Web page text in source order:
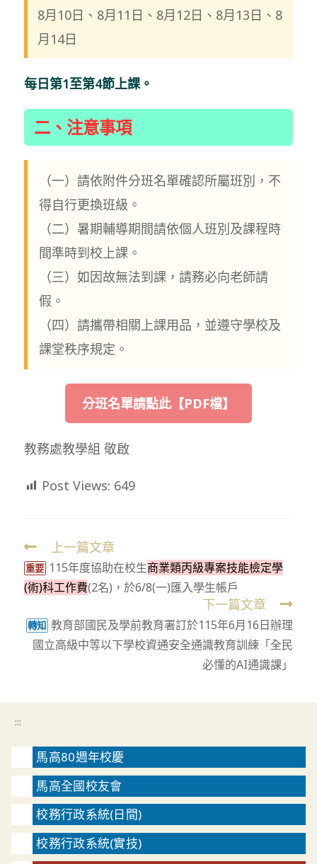
8月10日、8月11日、8月12日、8月13日、8
月14日
每日第1至第4節上課。
二、注意事項
（一）請依附件分班名單確認所屬班別，不
得自行更換班級。
（二）暑期輔導期間請依個人班別及課程時
間準時到校上課。
（三）如因故無法到課，請務必向老師請
假。
（四）請攜帶相關上課用品，並遵守學校及
課堂秩序規定。
分班名單請點此【PDF檔】
教務處教學組 敬啟
Post Views: 649
Read
more
articles
上一篇文章
重要 115年度協助在校生商業類丙級專案技能檢定學
(術)科工作費(2名)，於6/8(一)匯入學生帳戶
下一篇文章
轉知 教育部國民及學前教育署訂於115年6月16日辦理
國立高級中等以下學校資通安全通識教育訓練「全民
必懂的AI通識課」
:::
馬高80週年校慶
馬高全國校友會
校務行政系統(日間)
校務行政系統(實技)